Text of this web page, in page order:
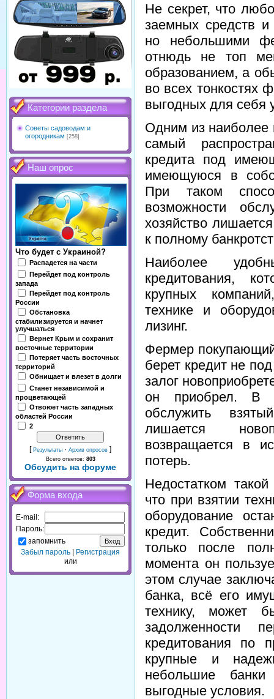
Категории раздела
Советы садоводам и
огородникам [258]
Наш опрос
Что будет с Украиной?
Распадется на части
Перейдет под контроль
запада
Перейдет под контроль
России
Обстановка
стабилизируется и начнет
улучшаться
Вернет Крым и сохранит
восточные территории
Потеряет часть восточных
территорий
Обнищает и влезет в долги
Станет независимой и
процветающей
Отвоюет часть западных
областей России
2
[ Результаты · Архив опросов ]
Всего ответов: 803
Обсудить на форуме
Форма входа
E-mail:
Пароль:
запомнить
Забыл пароль
Регистрация
или
Не секрет, что
заемных средств и
но небольшими
отнюдь не топ
образованием, а
во всех тонкостях
выгодных для себя
Одним из наиболее
самый
кредита под
имеющуюся в
При таком
возможности
хозяйство
к полному
Наиболее
кредитования,
крупных
технике и
лизинг.
Фермер покупающий
берет кредит не
залог
он приобрел. В
обслужить
лишается
возвращается в
потерь.
Недостатком
что при взятии
оборудование
кредит.
только после
момента он
этом случае
банка, всё его
технику, может
задолженности
кредитования по
крупные и
небольшие
выгодные условия.